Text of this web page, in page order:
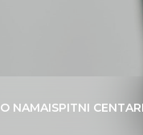
O NAMAISPITNI CENTAR